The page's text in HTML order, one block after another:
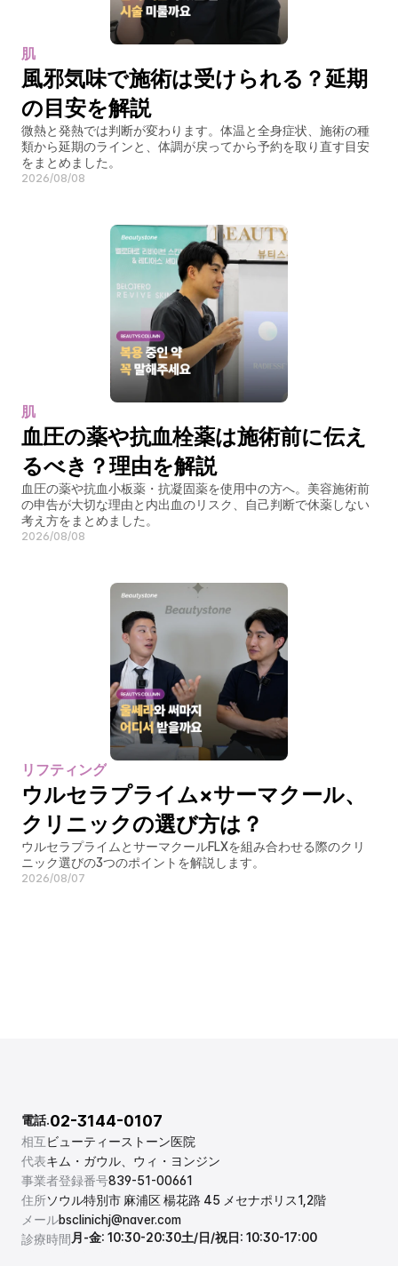
肌
風邪気味で施術は受けられる？延期
の目安を解説
微熱と発熱では判断が変わります。体温と全身症状、施術の種
類から延期のラインと、体調が戻ってから予約を取り直す目安
をまとめました。
2026/08/08
肌
血圧の薬や抗血栓薬は施術前に伝え
るべき？理由を解説
血圧の薬や抗血小板薬・抗凝固薬を使用中の方へ。美容施術前
の申告が大切な理由と内出血のリスク、自己判断で休薬しない
考え方をまとめました。
2026/08/08
リフティング
ウルセラプライム×サーマクール、
クリニックの選び方は？
ウルセラプライムとサーマクールFLXを組み合わせる際のクリ
ニック選びの3つのポイントを解説します。
2026/08/07
相互ビューティーストーン医院
代表キム・ガウル、ウィ・ヨンジン
事業者登録番号839-51-00661
住所ソウル特別市 麻浦区 楊花路 45 メセナポリス1,2階
メールbsclinichj@naver.com
診療時間 月-金: 10:30-20:30土/日/祝日: 10:30-17:00
電話.02-3144-0107